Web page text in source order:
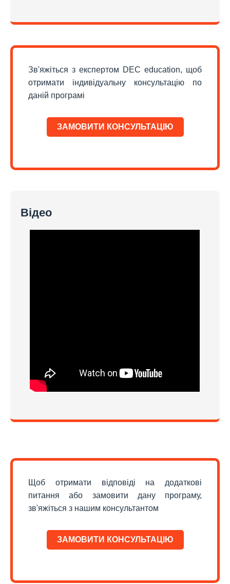
Зв'яжіться з експертом DEC education, щоб
отримати індивідуальну консультацію по
даній програмі
ЗАМОВИТИ КОНСУЛЬТАЦІЮ
Відео
Щоб отримати відповіді на додаткові
питання або замовити дану програму,
зв'яжіться з нашим консультантом
ЗАМОВИТИ КОНСУЛЬТАЦІЮ